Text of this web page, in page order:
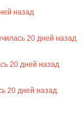
назад
20 дней назад
20 дней назад
20 дней назад